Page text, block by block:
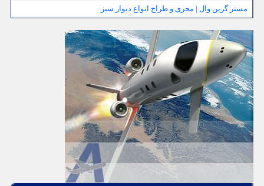
مستر گرین وال | مجری و طراح انواع دیوار سبز